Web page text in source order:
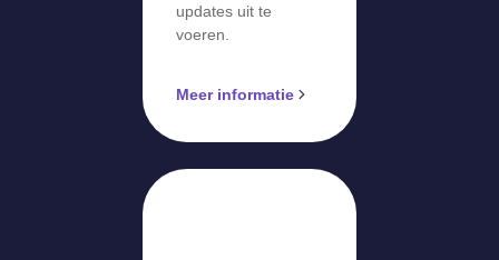
updates uit te
voeren.
Meer informatie